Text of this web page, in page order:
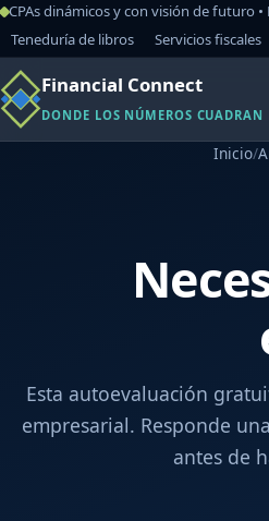
CPAs dinámicos y con visión de futuro
Teneduría de libros
Servicios fiscales
Financial Connect
DONDE LOS NÚMEROS CUADRAN
Inicio/
Esta autoevaluación
empresarial. Responde
antes de